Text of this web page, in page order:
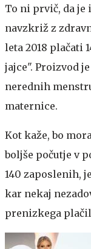
To ni prvič, da
navzkriž z
leta 2018 plačati
jajce". Proizvod
nerednih
maternice.
Kot kaže, bo
boljše počutje v
140 zaposlenih,
kar nekaj
prenizkega